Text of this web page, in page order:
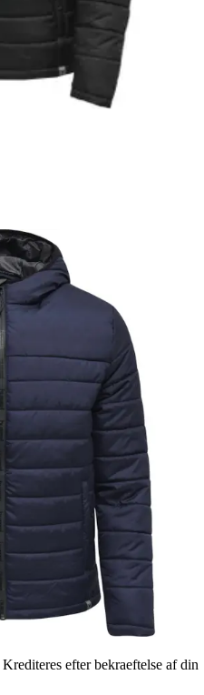
Krediteres efter bekraeftelse af din